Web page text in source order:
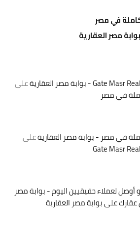
في مصر
مصر العقارية
على
في مصر
في مصر - بوابة مصر العقاريةعلى
أوصل لعملاء حقيقيين اليوم - بوابة مصر
على بوابة مصر العقارية